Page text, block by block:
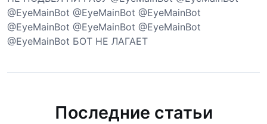
@EyeMainBot @EyeMainBot @EyeMainBot
@EyeMainBot @EyeMainBot @EyeMainBot
@EyeMainBot БОТ НЕ ЛАГАЕТ
Последние статьи